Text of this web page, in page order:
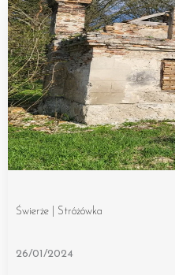
Świerże | Stróżówka
26/01/2024